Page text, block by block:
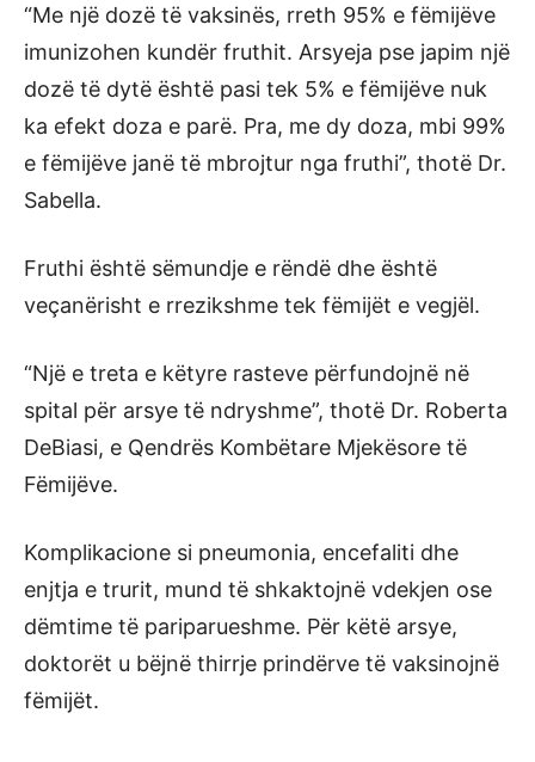
“Me një dozë të vaksinës, rreth 95% e fëmijëve
imunizohen kundër fruthit. Arsyeja pse japim një
dozë të dytë është pasi tek 5% e fëmijëve nuk
ka efekt doza e parë. Pra, me dy doza, mbi 99%
e fëmijëve janë të mbrojtur nga fruthi”, thotë Dr.
Sabella.
Fruthi është sëmundje e rëndë dhe është
veçanërisht e rrezikshme tek fëmijët e vegjël.
“Një e treta e këtyre rasteve përfundojnë në
spital për arsye të ndryshme”, thotë Dr. Roberta
DeBiasi, e Qendrës Kombëtare Mjekësore të
Fëmijëve.
Komplikacione si pneumonia, encefaliti dhe
enjtja e trurit, mund të shkaktojnë vdekjen ose
dëmtime të pariparueshme. Për këtë arsye,
doktorët u bëjnë thirrje prindërve të vaksinojnë
fëmijët.